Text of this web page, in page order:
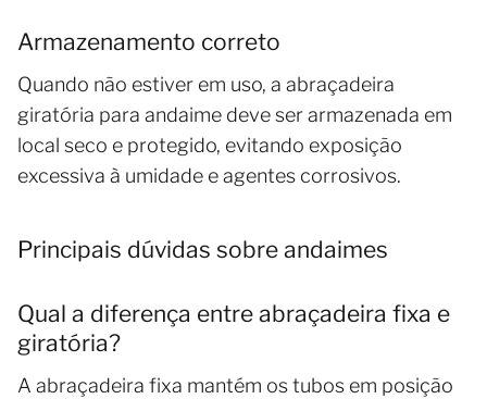
Armazenamento correto
Quando não estiver em uso, a abraçadeira
giratória para andaime deve ser armazenada em
local seco e protegido, evitando exposição
excessiva à umidade e agentes corrosivos.
Principais dúvidas sobre andaimes
Qual a diferença entre abraçadeira fixa e
giratória?
A abraçadeira fixa mantém os tubos em posição